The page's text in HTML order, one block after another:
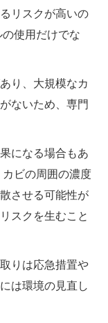
リスクが高いの
使用だけでな
り、大規模なカ
ないため、専門
になる場合もあ
ビの周囲の濃度
させる可能性が
スクを生むこと
りは応急措置や
は環境の見直し